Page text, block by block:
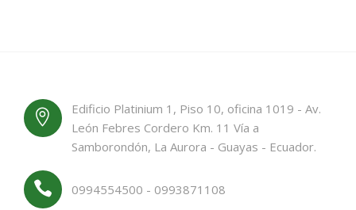
Edificio Platinium 1, Piso 10, oficina 1019 - Av.
León Febres Cordero Km. 11 Vía a
Samborondón, La Aurora - Guayas - Ecuador.
0994554500 - 0993871108